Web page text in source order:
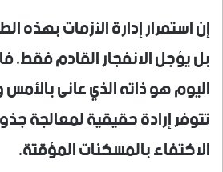
إن استمرار إدارة الأزمات بهذه
بل يؤجل الانفجار القادم فقط.
اليوم هو ذاته الذي عانى
تتوفر إرادة حقيقية لمعالجة
الاكتفاء بالمسكنات المؤقتة.